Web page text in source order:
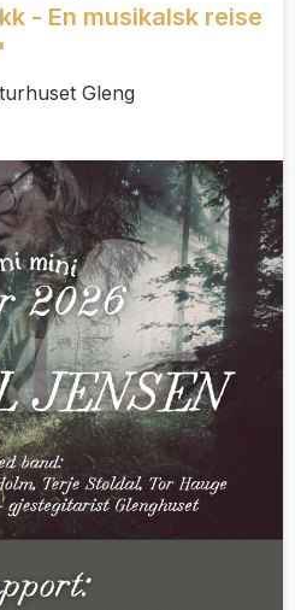
- En musikalsk reise
Gleng